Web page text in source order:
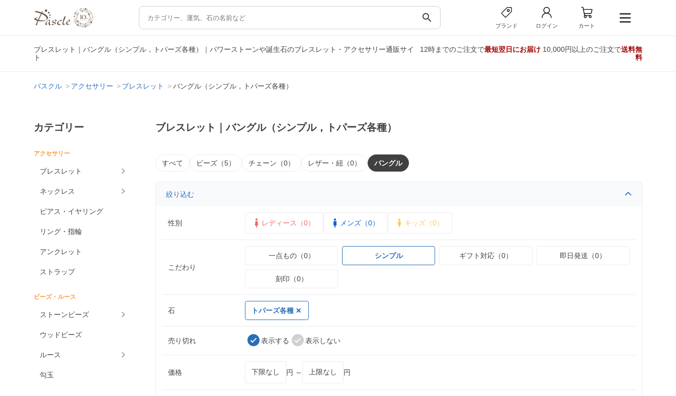
search
ブランド ログイン カート
ブレスレット｜バングル（シンプル，トパーズ各種）｜パワーストーンや誕生石のブレスレット・アクセサリー通販サイ
ト
12時までのご注文で最短翌日にお届け10,000円以上のご注文で送料無
料
パスクル アクセサリー ブレスレット バングル（シンプル，トパーズ各種）
カテゴリー
アクセサリー
ブレスレット
ネックレス
ピアス・イヤリング
リング・指輪
アンクレット
ストラップ
ビーズ・ルース
ストーンビーズ
ウッドビーズ
ルース
勾玉
ブレスレット｜バングル（シンプル，トパーズ各種）
すべて ビーズ（5） チェーン（0） レザー・紐（0） バングル
絞り込む
性別 レディース（0） メンズ（0） キッズ（0）
こだわり
一点もの（0） シンプル ギフト対応（0） 即日発送（0）
刻印（0）
石 トパーズ各種
売り切れ 表示する 表示しない
価格 円 ～ 円